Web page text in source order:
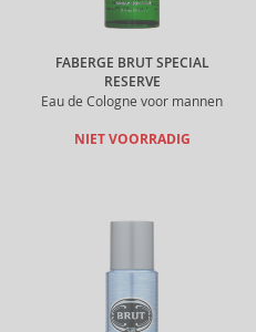
FABERGE BRUT SPECIAL
RESERVE
Eau de Cologne voor mannen
NIET VOORRADIG